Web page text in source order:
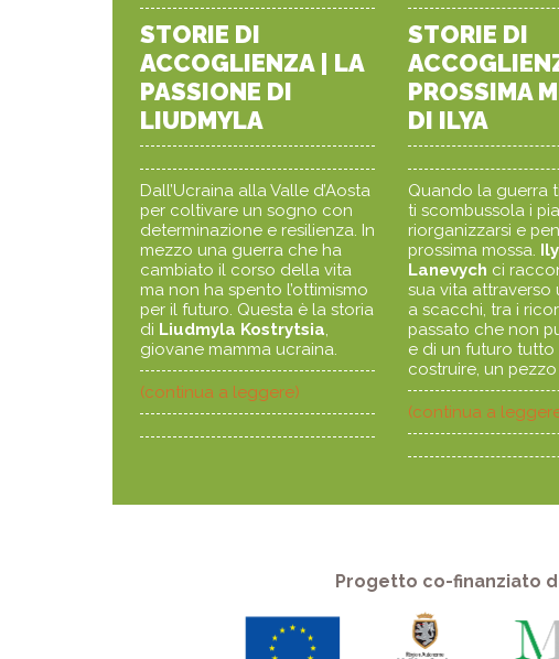
STORIE DI
ACCOGLIENZA | LA
PASSIONE DI
LIUDMYLA
Dall’Ucraina alla Valle d’Aosta
per coltivare un sogno con
determinazione e resilienza. In
mezzo una guerra che ha
cambiato il corso della vita
ma non ha spento l’ottimismo
per il futuro. Questa è la storia
di Liudmyla Kostrytsia,
giovane mamma ucraina.
(continua a leggere)
STORIE DI
PROSSIMA
DI ILYA
Quando la guerra
ti scombussola i
riorganizzarsi e
prossima mossa.
Lanevych ci
sua vita attraverso
a scacchi, tra i
passato che non
e di un futuro tutto
costruire, un
(continua a
Progetto co-finanziato